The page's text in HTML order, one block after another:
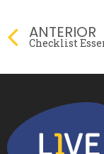
Prev
ANTERIOR